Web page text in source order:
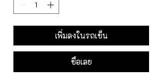
เพิ่มลงในรถเข็น
ซื้อเลย